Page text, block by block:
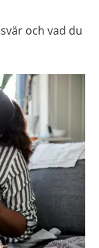
och vad du